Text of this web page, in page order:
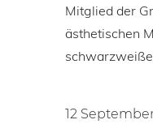
Mitglied der
ästhetischen
12